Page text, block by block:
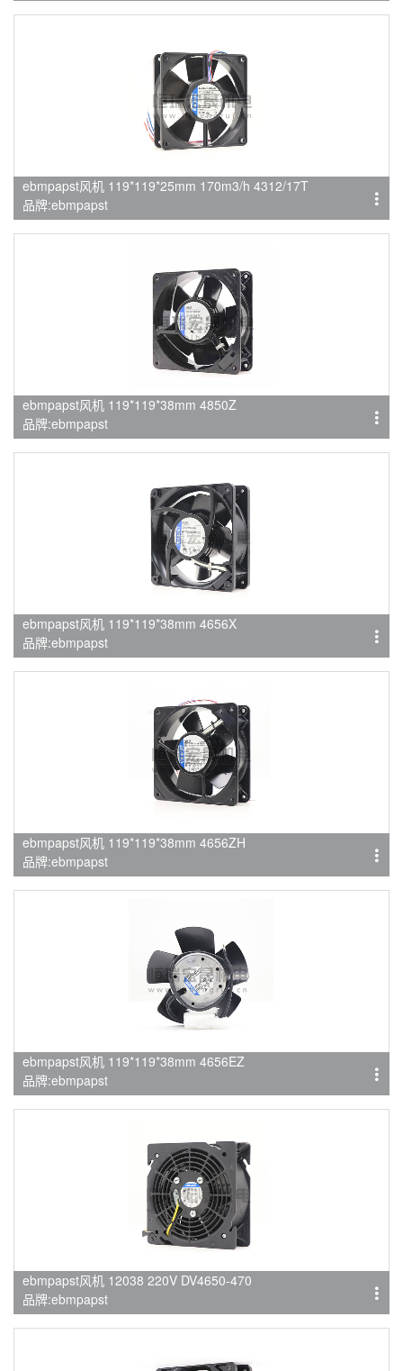
ebmpapst风机 119*119*25mm 170m3/h 4312/17T
品牌:ebmpapst
ebmpapst风机 119*119*38mm 4850Z
品牌:ebmpapst
ebmpapst风机 119*119*38mm 4656X
品牌:ebmpapst
ebmpapst风机 119*119*38mm 4656ZH
品牌:ebmpapst
ebmpapst风机 119*119*38mm 4656EZ
品牌:ebmpapst
ebmpapst风机 12038 220V DV4650-470
品牌:ebmpapst